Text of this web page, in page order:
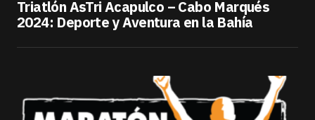
Triatlón AsTri Acapulco – Cabo Marqués
2024: Deporte y Aventura en la Bahía